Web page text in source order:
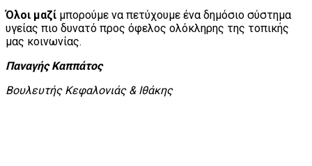
Όλοι μαζί μπορούμε να πετύχουμε ένα δημόσιο σύστημα
υγείας πιο δυνατό προς όφελος ολόκληρης της τοπικής
μας κοινωνίας.
Παναγής Καππάτος
Βουλευτής Κεφαλονιάς & Ιθάκης